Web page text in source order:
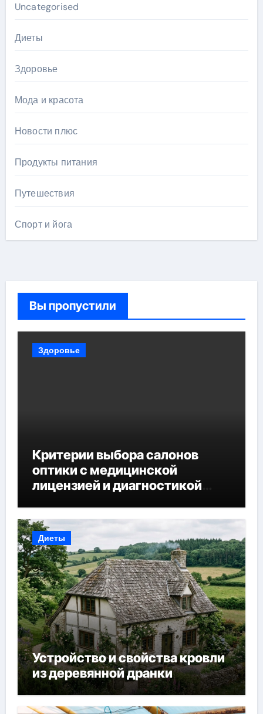
Uncategorised
Диеты
Здоровье
Мода и красота
Новости плюс
Продукты питания
Путешествия
Спорт и йога
Вы пропустили
Здоровье
Критерии выбора салонов
оптики с медицинской
лицензией и диагностикой
Диеты
Устройство и свойства кровли
из деревянной дранки